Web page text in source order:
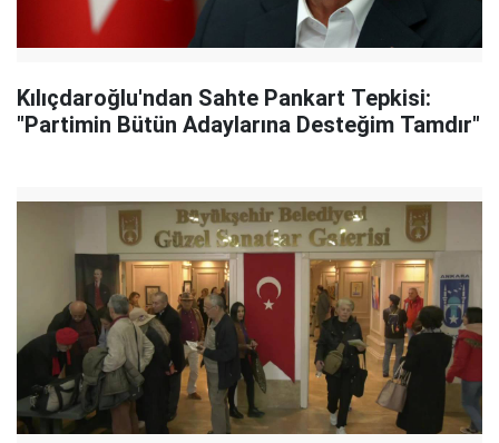
Kılıçdaroğlu'ndan Sahte Pankart Tepkisi:
"Partimin Bütün Adaylarına Desteğim Tamdır"